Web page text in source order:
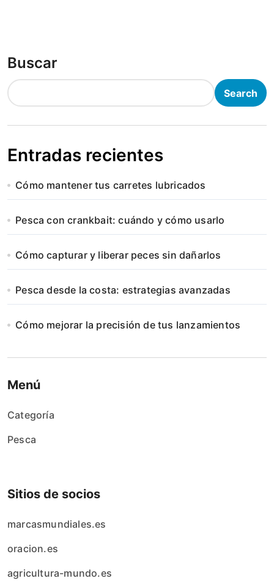
Buscar
Search
Entradas recientes
Cómo mantener tus carretes lubricados
Pesca con crankbait: cuándo y cómo usarlo
Cómo capturar y liberar peces sin dañarlos
Pesca desde la costa: estrategias avanzadas
Cómo mejorar la precisión de tus lanzamientos
Menú
Categoría
Pesca
Sitios de socios
marcasmundiales.es
oracion.es
agricultura-mundo.es